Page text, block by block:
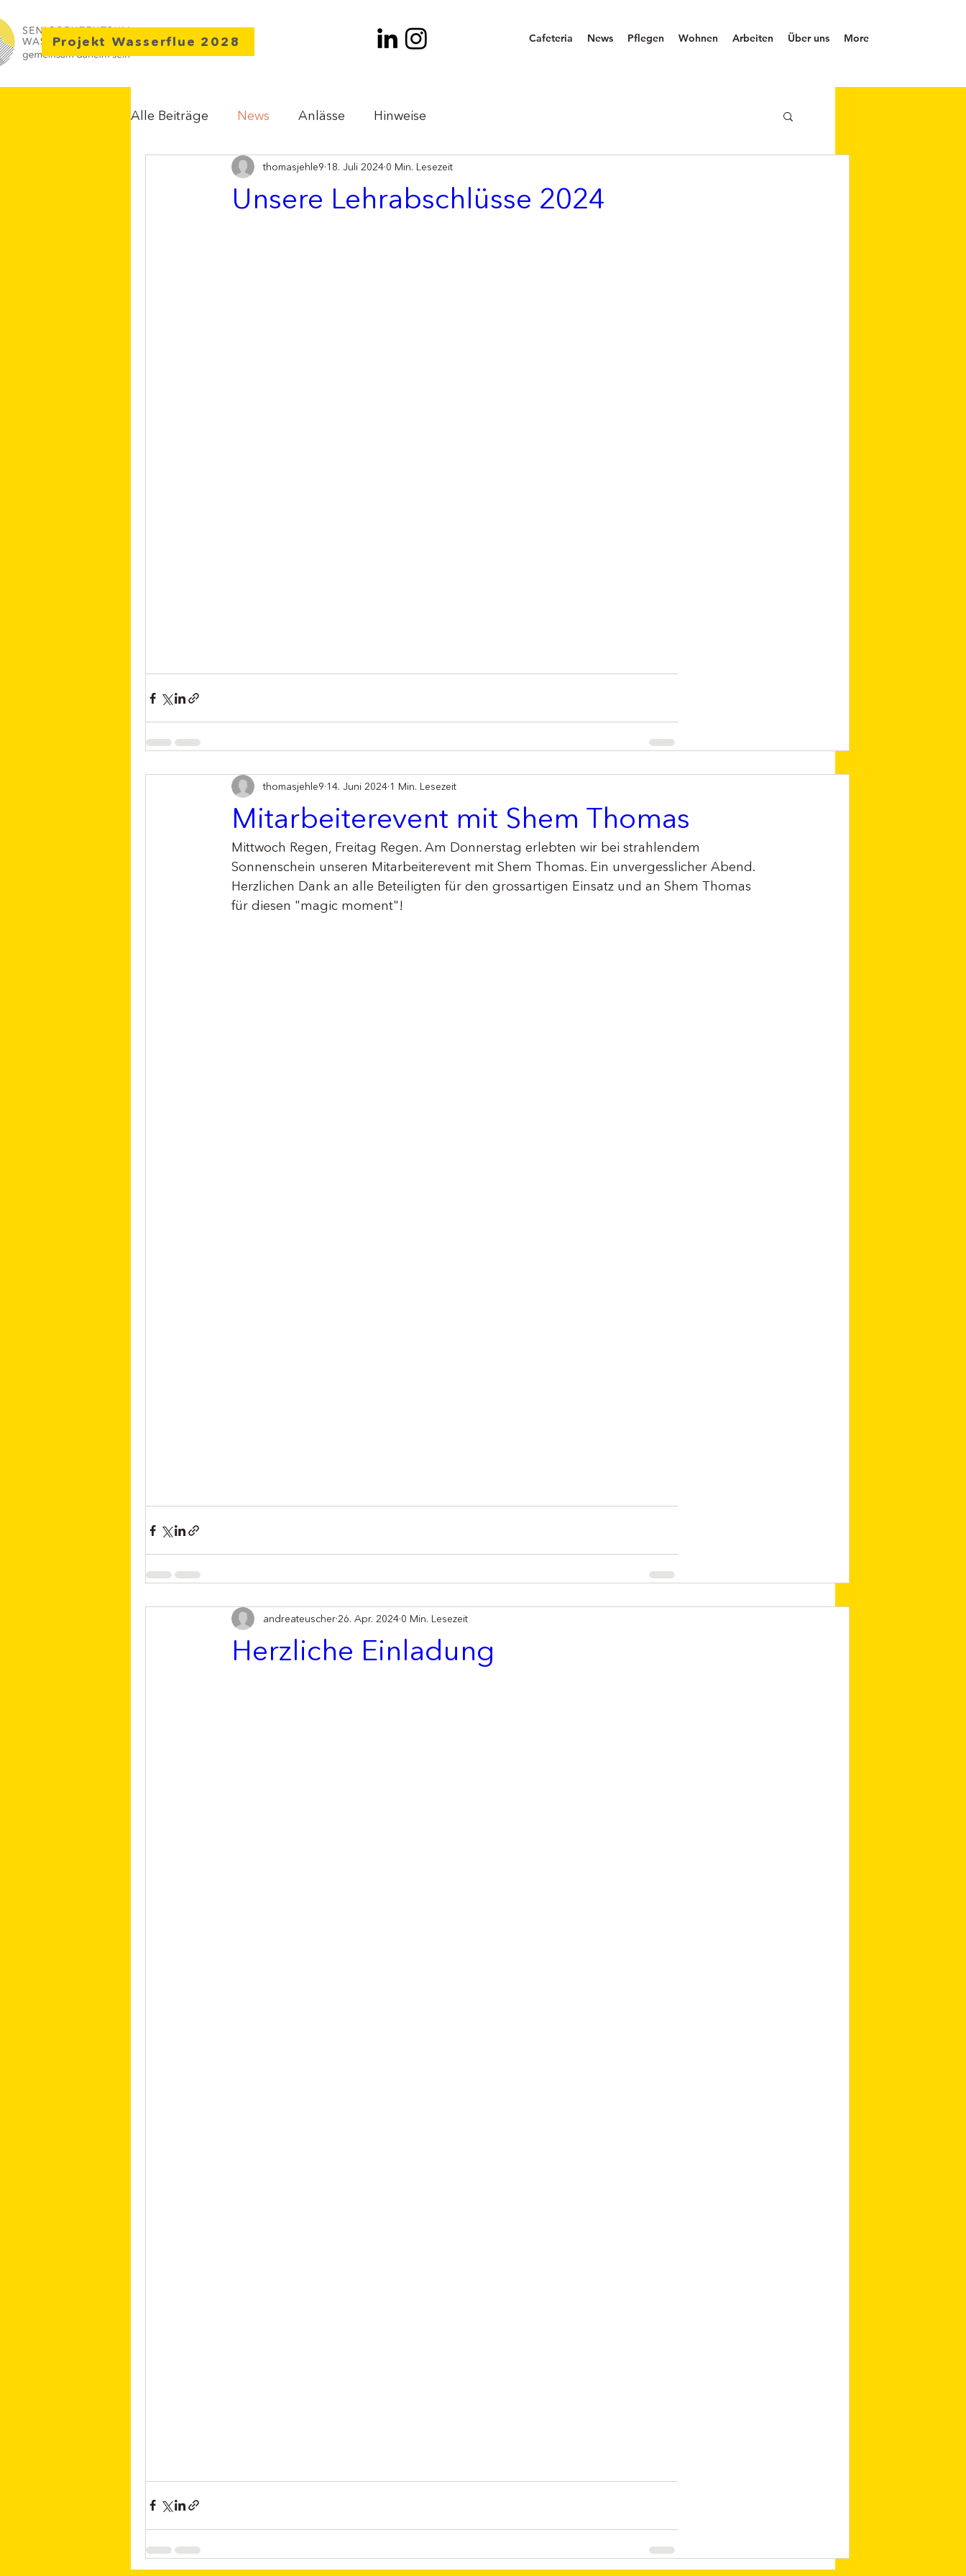
Projekt Wasserflue 2028 Cafeteria News Pflegen Wohnen Arbeiten Über uns More
Alle Beiträge News Anlässe Hinweise
Unsere Lehrabschlüsse 2024
thomasjehle9 18. Juli 2024 0 Min. Lesezeit
Mitarbeiterevent mit Shem Thomas
thomasjehle9 14. Juni 2024 1 Min. Lesezeit
Mittwoch Regen, Freitag Regen. Am Donnerstag erlebten wir bei strahlendem
Sonnenschein unseren Mitarbeiterevent mit Shem Thomas. Ein unvergesslicher Abend.
Herzlichen Dank an alle Beteiligten für den grossartigen Einsatz und an Shem Thomas
für diesen "magic moment"!
Herzliche Einladung
andreateuscher 26. Apr. 2024 0 Min. Lesezeit